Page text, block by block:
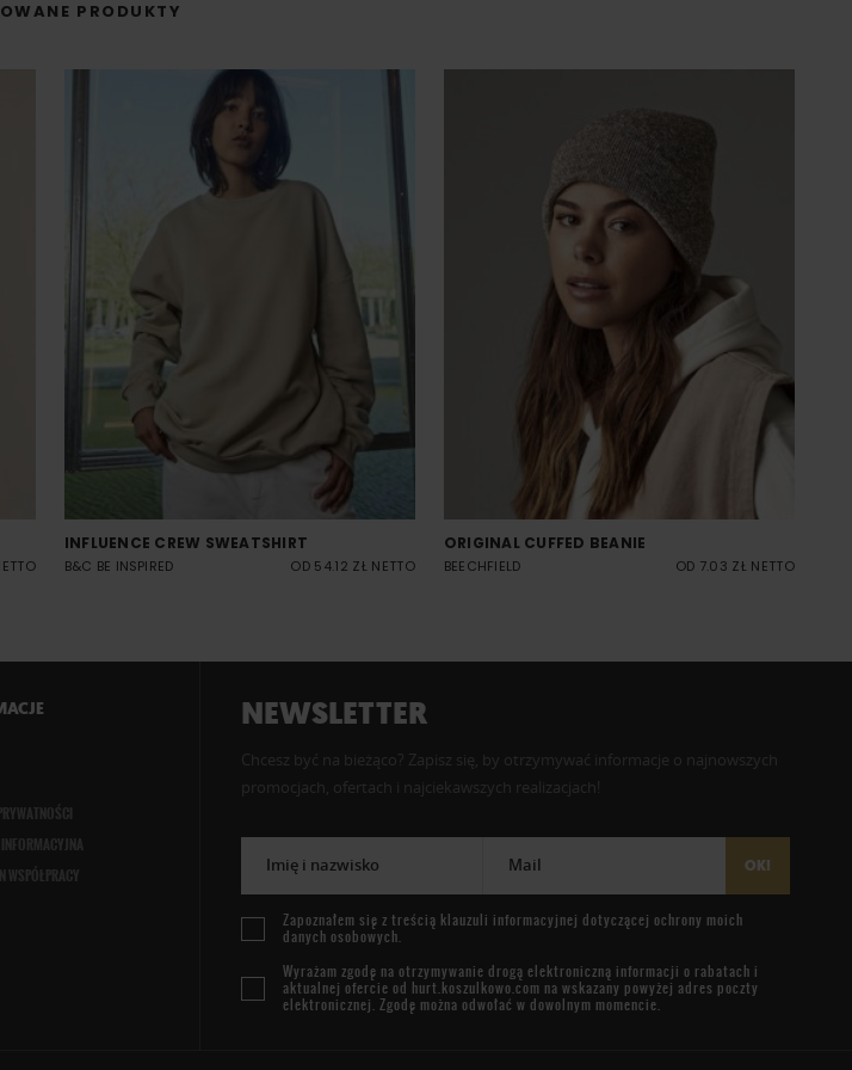
PRODUKTY
INFLUENCE CREW SWEATSHIRT
B&C BE INSPIRED OD 54.12 ZŁ NETTO
ORIGINAL CUFFED BEANIE
BEECHFIELD OD 7.03 ZŁ NETTO
WSPÓŁPRACY
NEWSLETTER
Chcesz być na bieżąco? Zapisz się, by otrzymywać informacje o najnowszych
promocjach, ofertach i najciekawszych realizacjach!
Imię i nazwisko Mail OK!
Zapoznałem się z treścią klauzuli informacyjnej dotyczącej ochrony moich
danych osobowych.
Wyrażam zgodę na otrzymywanie drogą elektroniczną informacji o rabatach i
aktualnej ofercie od hurt.koszulkowo.com na wskazany powyżej adres poczty
elektronicznej. Zgodę można odwołać w dowolnym momencie.